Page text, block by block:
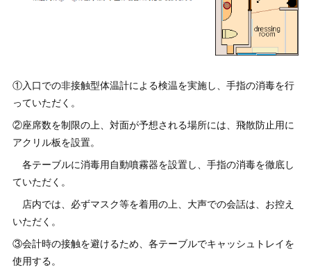
①入口での非接触型体温計による検温を実施し、手指の消毒を行
っていただく。
②座席数を制限の上、対面が予想される場所には、飛散防止用に
アクリル板を設置。
各テーブルに消毒用自動噴霧器を設置し、手指の消毒を徹底し
ていただく。
店内では、必ずマスク等を着用の上、大声での会話は、お控え
いただく。
③会計時の接触を避けるため、各テーブルでキャッシュトレイを
使用する。